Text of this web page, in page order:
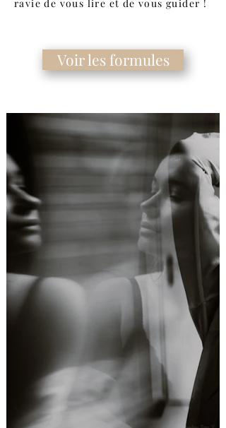
ravie de vous lire et de vous guider !
Voir les formules